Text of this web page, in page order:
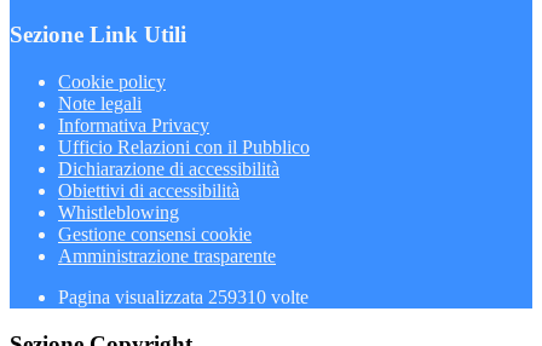
Sezione Link Utili
Cookie policy
Note legali
Informativa Privacy
Ufficio Relazioni con il Pubblico
Dichiarazione di accessibilità
Obiettivi di accessibilità
Whistleblowing
Gestione consensi cookie
Amministrazione trasparente
Pagina visualizzata 259310 volte